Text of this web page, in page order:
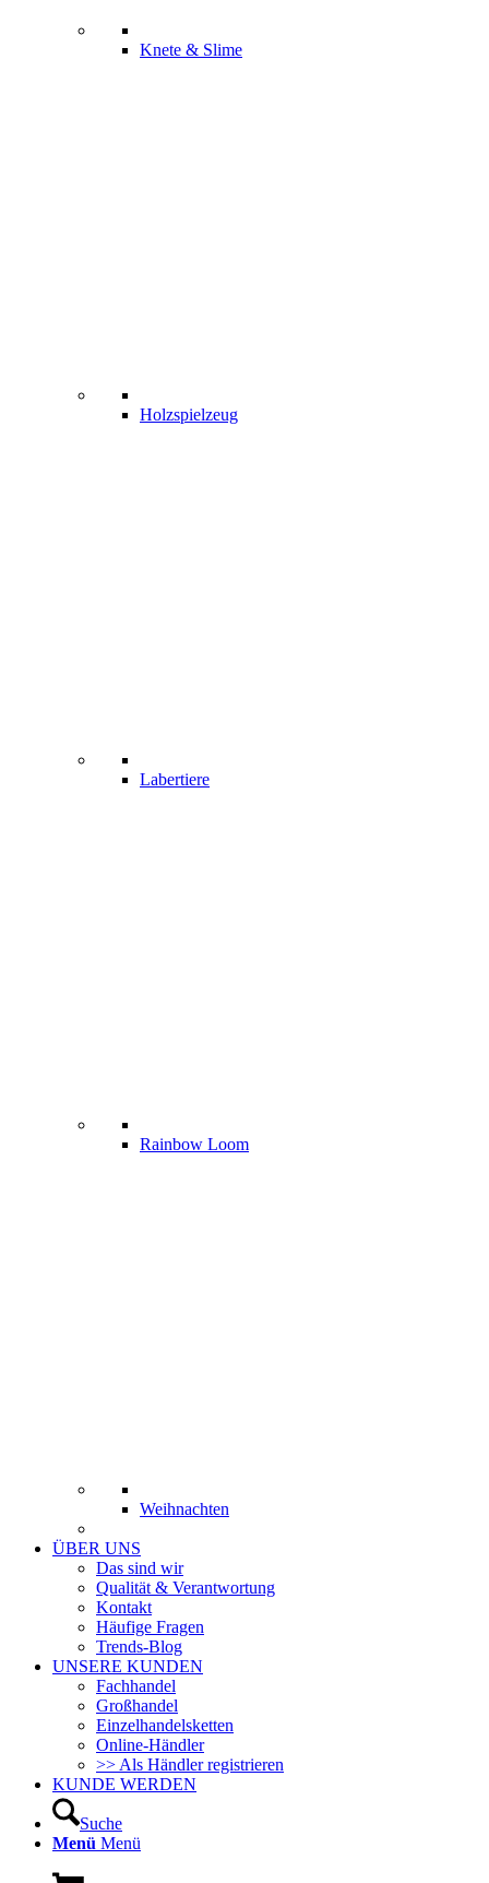
Knete & Slime
Holzspielzeug
Labertiere
Rainbow Loom
Weihnachten
ÜBER UNS
Das sind wir
Qualität & Verantwortung
Kontakt
Häufige Fragen
Trends-Blog
UNSERE KUNDEN
Fachhandel
Großhandel
Einzelhandelsketten
Online-Händler
>> Als Händler registrieren
KUNDE WERDEN
Suche
Menü Menü